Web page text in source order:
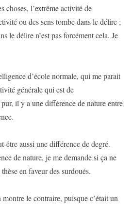
choses, l’extrême activité de
ou des sens tombe dans le délire ;
le délire n’est pas forcément cela. Je
d’école normale, qui me parait
générale qui est de
il y a une différence de nature entre
être aussi une différence de degré.
de nature, je me demande si ça ne
en faveur des surdoués.
le contraire, puisque c’était un